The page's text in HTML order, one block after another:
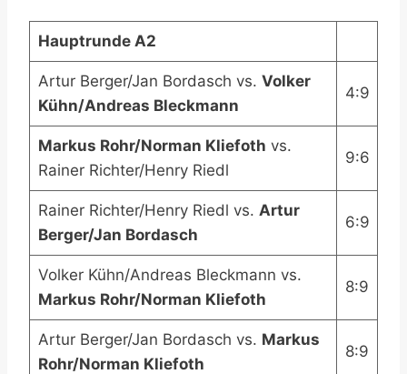
Hauptrunde A2
Artur Berger/Jan Bordasch vs. Volker
Kühn/Andreas Bleckmann
4:9
Markus Rohr/Norman Kliefoth vs.
Rainer Richter/Henry Riedl
9:6
Rainer Richter/Henry Riedl vs. Artur
Berger/Jan Bordasch
6:9
Volker Kühn/Andreas Bleckmann vs.
Markus Rohr/Norman Kliefoth
8:9
Artur Berger/Jan Bordasch vs. Markus
Rohr/Norman Kliefoth
8:9